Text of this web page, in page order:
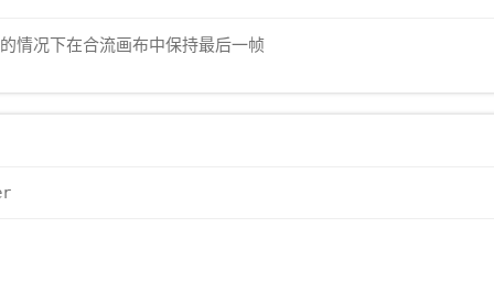
情况下在合流画布中保持最后一帧